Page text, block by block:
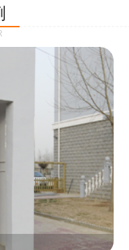
充充电、校校时，做执法
着群众法律意识的逐步提
、透明"，通过工作站可
查阅现场资料，直戳了当
效的减少了行政相对人对
了执法的公信力。
将位置信息实时发送到监
上显示出设备的具体位
情况及根据执法环境迅速
内置NFC芯片，可支持身
战中发挥着重要的作用，
、卫生监督、城管执法、
、林业园林、消防、质量
。